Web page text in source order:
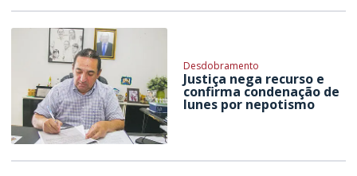
Desdobramento
Justiça nega recurso e
confirma condenação de
Iunes por nepotismo